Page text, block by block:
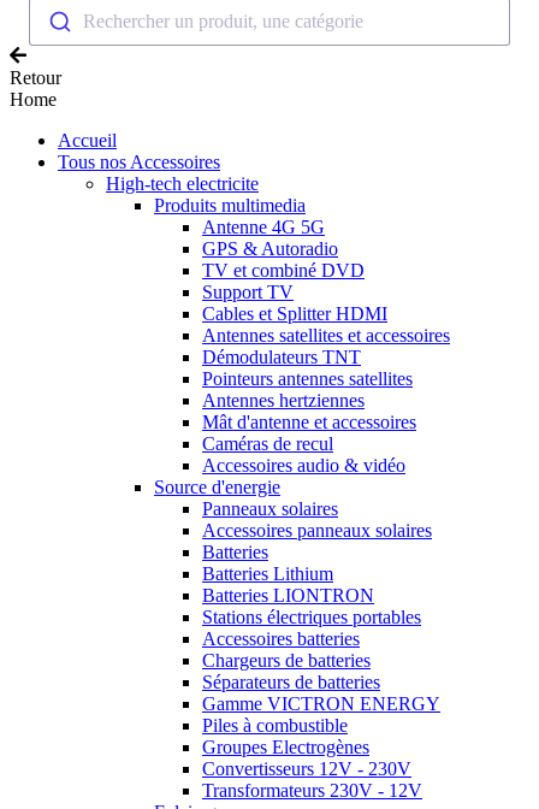
Rechercher un produit, une catégorie
Retour
Home
Accueil
Tous nos Accessoires
High-tech electricite
Produits multimedia
Antenne 4G 5G
GPS & Autoradio
TV et combiné DVD
Support TV
Cables et Splitter HDMI
Antennes satellites et accessoires
Démodulateurs TNT
Pointeurs antennes satellites
Antennes hertziennes
Mât d'antenne et accessoires
Caméras de recul
Accessoires audio & vidéo
Source d'energie
Panneaux solaires
Accessoires panneaux solaires
Batteries
Batteries Lithium
Batteries LIONTRON
Stations électriques portables
Accessoires batteries
Chargeurs de batteries
Séparateurs de batteries
Gamme VICTRON ENERGY
Piles à combustible
Groupes Electrogènes
Convertisseurs 12V - 230V
Transformateurs 230V - 12V